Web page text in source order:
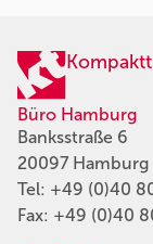
Büro Hamburg
Banksstraße 6
20097 Hamburg
Tel: +49 (0)40
Fax: +49 (0)40